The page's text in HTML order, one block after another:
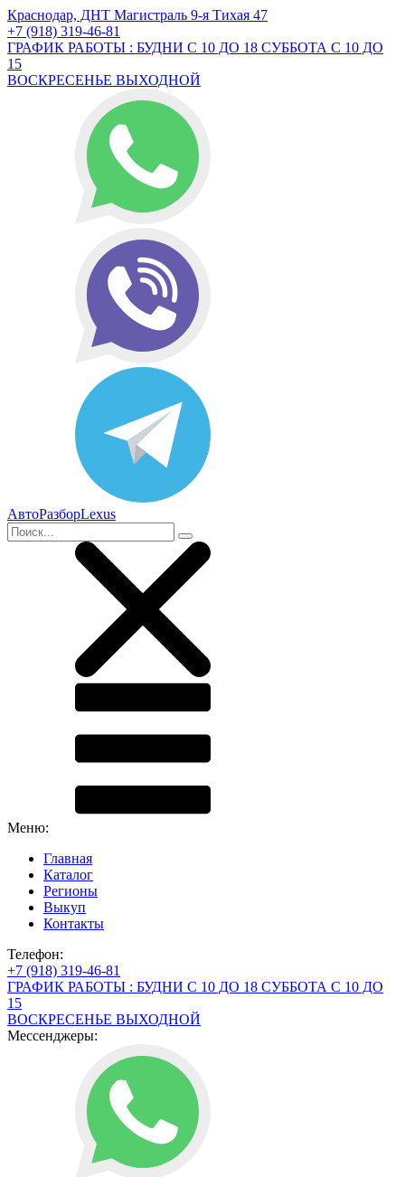
Краснодар, ДНТ Магистраль 9-я Тихая 47
+7 (918) 319-46-81
ГРАФИК РАБОТЫ : БУДНИ С 10 ДО 18 СУББОТА С 10 ДО
15
ВОСКРЕСЕНЬЕ ВЫХОДНОЙ
АвтоРазборLexus
Меню:
Главная
Каталог
Регионы
Выкуп
Контакты
Телефон:
+7 (918) 319-46-81
ГРАФИК РАБОТЫ : БУДНИ С 10 ДО 18 СУББОТА С 10 ДО
15
ВОСКРЕСЕНЬЕ ВЫХОДНОЙ
Мессенджеры: